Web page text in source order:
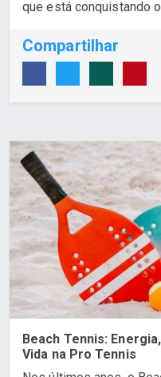
que está conquistando
Compartilhar
Beach Tennis:
Vida na Pro Tennis